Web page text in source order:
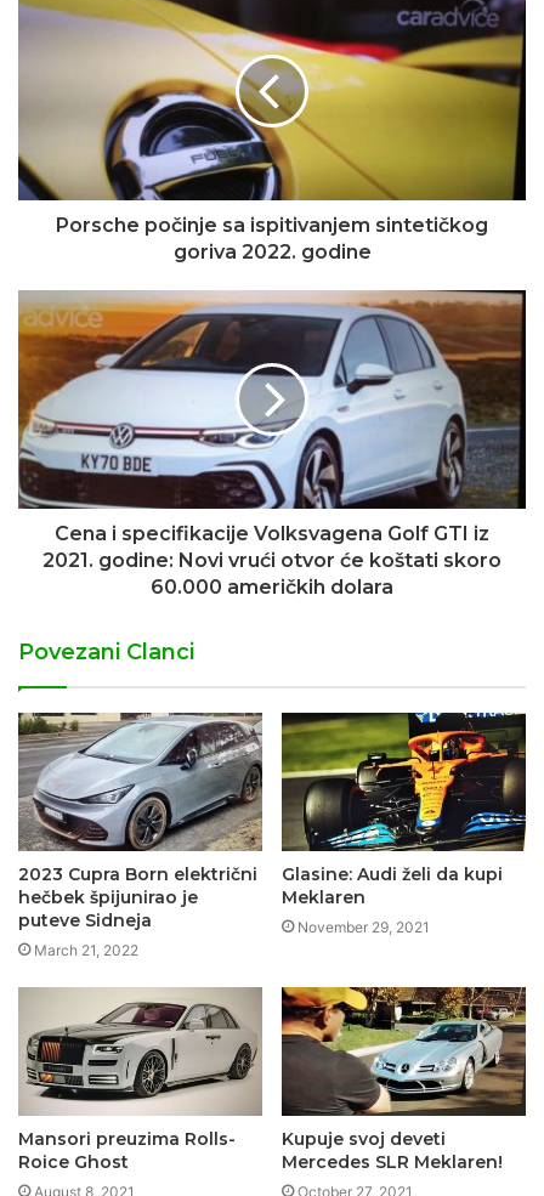
Porsche počinje sa ispitivanjem sintetičkog
goriva 2022. godine
Cena i specifikacije Volksvagena Golf GTI iz
2021. godine: Novi vrući otvor će koštati skoro
60.000 američkih dolara
Povezani Clanci
2023 Cupra Born električni
hečbek špijunirao je
puteve Sidneja
March 21, 2022
Glasine: Audi želi da kupi
Meklaren
November 29, 2021
Mansori preuzima Rolls-
Roice Ghost
August 8, 2021
Kupuje svoj deveti
Mercedes SLR Meklaren!
October 27, 2021